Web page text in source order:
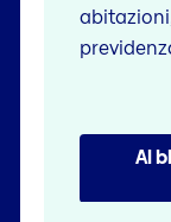
Al